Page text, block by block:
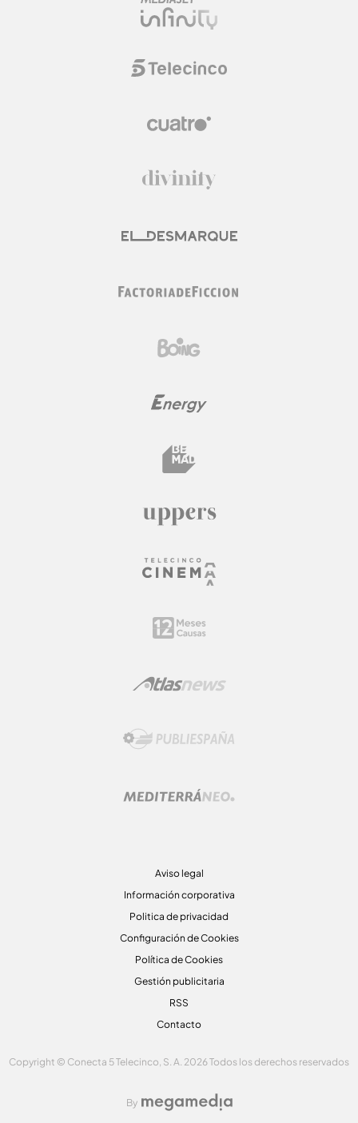
Aviso legal
Información corporativa
Politica de privacidad
Configuración de Cookies
Política de Cookies
Gestión publicitaria
RSS
Contacto
Copyright © Conecta 5 Telecinco, S. A. 2026 Todos los derechos reservados
By